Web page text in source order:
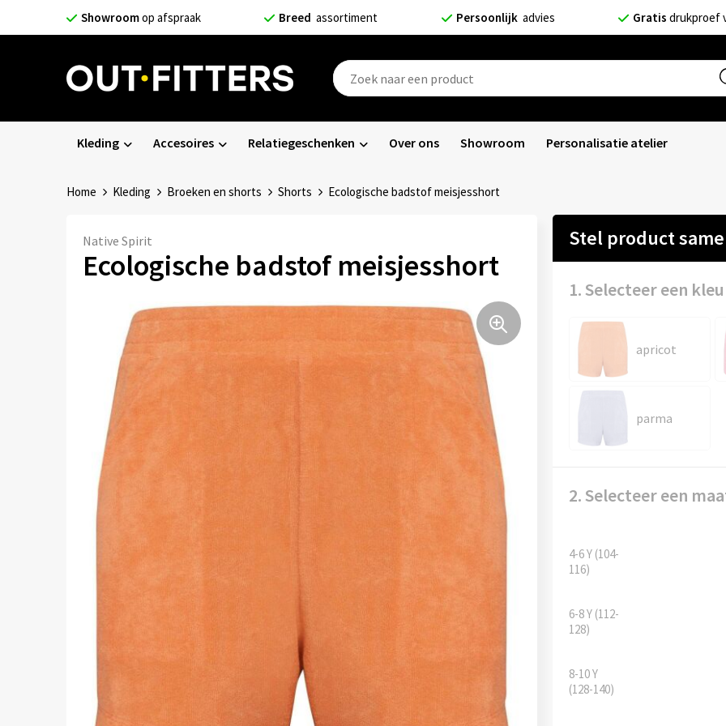
Showroomop afspraak Breed assortiment Persoonlijk advies Gratis drukproef
Kleding Accesoires Relatiegeschenken Over ons Showroom Personalisatie atelier
Home Kleding Broeken en shorts Shorts Ecologische badstof meisjesshort
Native Spirit
Ecologische badstof meisjesshort
Stel product
1. Selecteer een
apricot
parma
2. Selecteer een
4-6 Y (104-
116)
6-8 Y (112-
128)
8-10 Y
(128-140)